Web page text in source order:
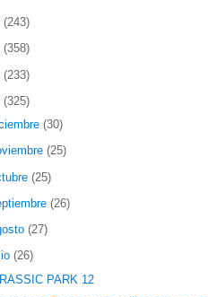
(243)
(358)
(233)
(325)
(30)
(25)
(25)
(26)
(27)
(26)
PARK 12